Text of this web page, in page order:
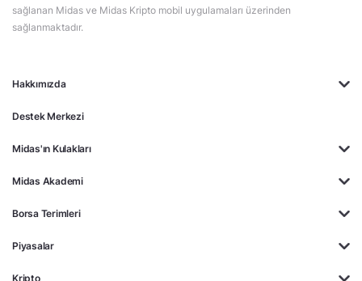
Hakkımızda
Destek Merkezi
Midas'ın Kulakları
Midas Akademi
Borsa Terimleri
Piyasalar
Kripto
sağlanan Midas ve Midas Kripto mobil uygulamaları üzerinden
sağlanmaktadır.